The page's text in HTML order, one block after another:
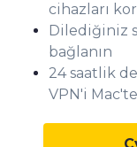
cihazları
Dilediğiniz
bağlanın
24 saatlik
VPN'i